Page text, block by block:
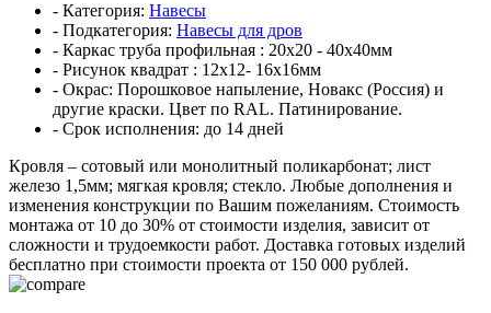
- Категория: Навесы
- Подкатегория: Навесы для дров
- Каркас труба профильная : 20х20 - 40х40мм
- Рисунок квадрат : 12х12- 16х16мм
- Окрас: Порошковое напыление, Новакс (Россия) и
другие краски. Цвет по RAL. Патинирование.
- Срок исполнения: до 14 дней
Кровля – сотовый или монолитный поликарбонат; лист
железо 1,5мм; мягкая кровля; стекло. Любые дополнения и
изменения конструкции по Вашим пожеланиям. Стоимость
монтажа от 10 до 30% от стоимости изделия, зависит от
сложности и трудоемкости работ. Доставка готовых изделий
бесплатно при стоимости проекта от 150 000 рублей.